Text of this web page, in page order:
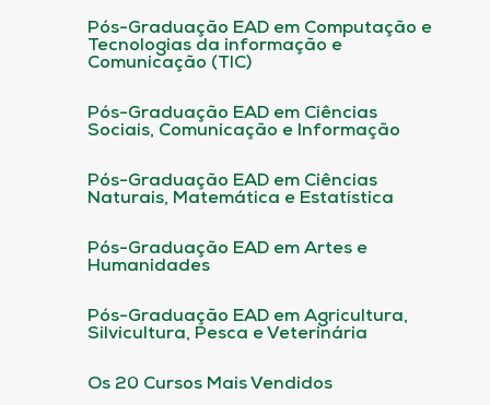
Pós-Graduação EAD em Computação e
Tecnologias da informação e
Comunicação (TIC)
Pós-Graduação EAD em Ciências
Sociais, Comunicação e Informação
Pós-Graduação EAD em Ciências
Naturais, Matemática e Estatística
Pós-Graduação EAD em Artes e
Humanidades
Pós-Graduação EAD em Agricultura,
Silvicultura, Pesca e Veterinária
Os 20 Cursos Mais Vendidos